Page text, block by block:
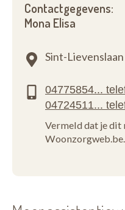
Contactgegevens:
Mona Elisa
Sint-Lievenslaan
Vermeld dat je dit